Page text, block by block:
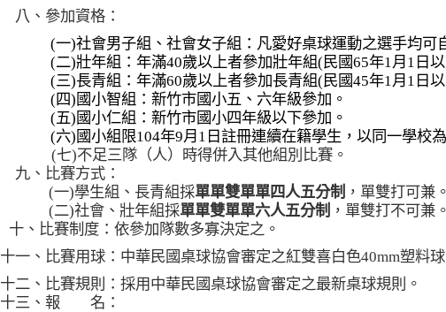
八、參加資格：
(一)社會男子組、社會女子組：凡愛好桌球運動之選手均可
(二)壯年組：年滿40歲以上者參加壯年組(民國65年1月 1 日
(三)長青組：年滿60歲以上者參加長青組(民國45年1月 1 日
(四) 國小智組：新竹市國小五、六年級參加。
(五) 國小仁組：新竹市國小四年級以下參加。
(六) 國小組限104年9月 1 日註冊連續在籍學生，以同一學校
(七)不足三隊（人）時得併入其他組別比賽。
九、比賽方式：
(一)學生組、長青組採單單雙單單四人五分制 ，單雙打可兼。
(二)社會、壯年組採單單雙單單六人五分制 ，單雙打不可兼。
十、比賽制度：依參加隊數多寡決定之。
十一、比賽用球：中華民國桌球協會審定之紅雙喜白色40mm塑料球
十二、比賽規則：採用中華民國桌球協會審定之最新桌球規則。
十三、報 名：